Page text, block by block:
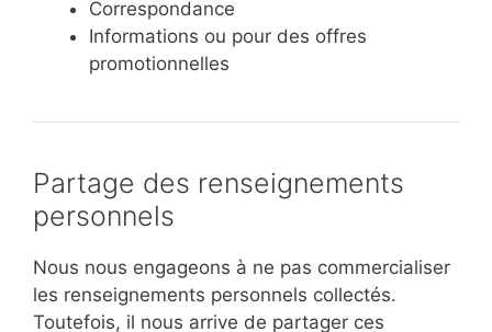
Correspondance
Informations ou pour des offres
promotionnelles
Partage des renseignements
personnels
Nous nous engageons à ne pas commercialiser
les renseignements personnels collectés.
Toutefois, il nous arrive de partager ces